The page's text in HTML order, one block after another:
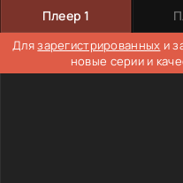
Плеер 1
Длязарегистрированных и
новые серии и